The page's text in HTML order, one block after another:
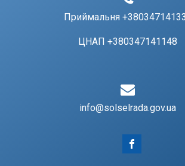
Приймальня
ЦНАП +380347141148
info@solselrada.gov.ua